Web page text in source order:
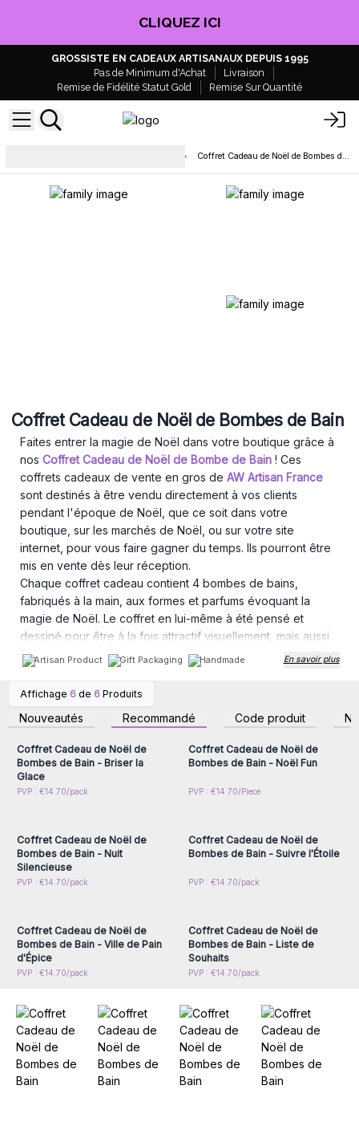
CLIQUEZ ICI
GROSSISTE EN CADEAUX ARTISANAUX DEPUIS 1995
Pas de Minimum d'Achat
Livraison
Remise de Fidélité Statut Gold
Remise Sur Quantité
Coffret Cadeau de Noël de Bombes de Bain
Coffret Cadeau de Noël de Bombes de Bain
Faites entrer la magie de Noël dans votre boutique grâce à
nos Coffret Cadeau de Noël de Bombe de Bain! Ces
coffrets cadeaux de vente en gros de AW Artisan France
sont destinés à être vendu directement à vos clients
pendant l'époque de Noël, que ce soit dans votre
boutique, sur les marchés de Noël, ou sur votre site
internet, pour vous faire gagner du temps. Ils pourront être
mis en vente dès leur réception.
Chaque coffret cadeau contient 4 bombes de bains,
fabriqués à la main, aux formes et parfums évoquant la
magie de Noël. Le coffret en lui-même à été pensé et
dessiné pour être à la fois attractif visuellement, mais aussi
élégant, pour que ce coffret puisse être offert au plus
Leur petit prix attractif conviendra à la plupart de vos clients
que ce soit pour la famille, des amis ou des collègues de
travail.
Commandez dès aujourd'hui ces superbes coffrets cadeau
de Noël de bombe de bain en gros afin de faire entrer la
magie de Noël et préparez votre boutique pour les fêtes !
Artisan Product Gift Packaging Handmade En savoir plus
Affichage 6 de 6 Produits
Nouveautés Recommandé Code produit
Connectez-vous ou
inscrivez-vous pour
accéder aux prix de gros
Coffret Cadeau de Noël de
Bombes de Bain - Briser la
Glace
PVP : €14.70/pack
inscrivez-vous pour
accéder aux prix de gros
Coffret Cadeau de Noël de
Bombes de Bain - Noël Fun
PVP : €14.70/Piece
Connectez-vous ou
Coffret Cadeau de Noël de
Bombes de Bain - Nuit
Silencieuse
PVP : €14.70/pack
Connectez-vous ou
Coffret Cadeau de Noël de
Bombes de Bain - Suivre l'Étoile
PVP : €14.70/pack
Connectez-vous ou
Coffret Cadeau de Noël de
Bombes de Bain - Ville de Pain
d'Épice
PVP : €14.70/pack
Connectez-vous ou
Coffret Cadeau de Noël de
Bombes de Bain - Liste de
Souhaits
PVP : €14.70/pack